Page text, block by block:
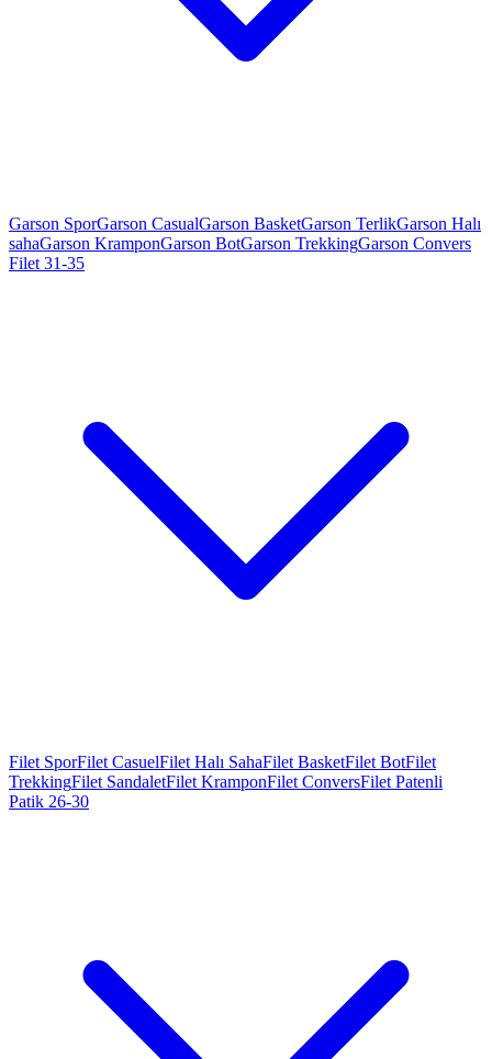
Garson SporGarson CasualGarson BasketGarson TerlikGarson Halı
sahaGarson KramponGarson BotGarson TrekkingGarson Convers
Filet 31-35
Filet SporFilet CasuelFilet Halı SahaFilet BasketFilet BotFilet
TrekkingFilet SandaletFilet KramponFilet ConversFilet Patenli
Patik 26-30